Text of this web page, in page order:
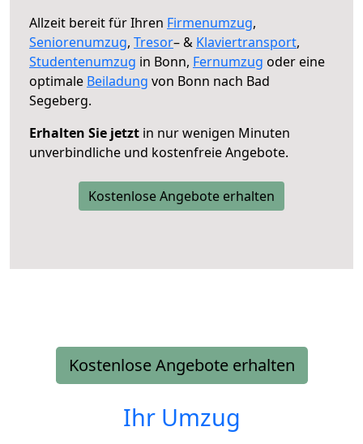
Allzeit bereit für Ihren Firmenumzug,
Seniorenumzug, Tresor– & Klaviertransport,
Studentenumzug in Bonn, Fernumzug oder eine
optimale Beiladung von Bonn nach Bad
Segeberg.
Erhalten Sie jetzt in nur wenigen Minuten
unverbindliche und kostenfreie Angebote.
Kostenlose Angebote erhalten
Kostenlose Angebote erhalten
Ihr Umzug